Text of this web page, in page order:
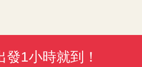
1小時就到！